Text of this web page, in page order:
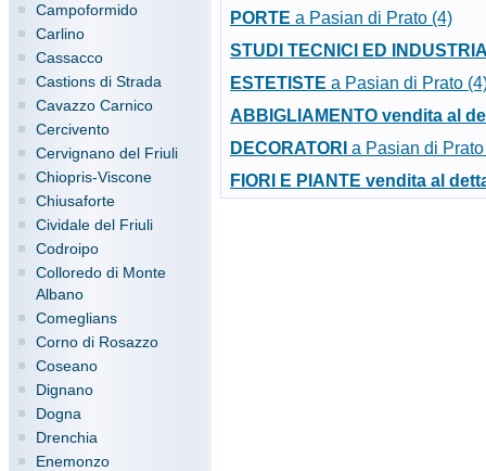
Campoformido
Carlino
Cassacco
Castions di Strada
Cavazzo Carnico
Cercivento
Cervignano del Friuli
Chiopris-Viscone
Chiusaforte
Cividale del Friuli
Codroipo
Colloredo di Monte
Albano
Comeglians
Corno di Rosazzo
Coseano
Dignano
Dogna
Drenchia
Enemonzo
PORTE a Pasian di Prato (4)
STUDI TECNICI ED
ESTETISTE a Pasian di Prato
ABBIGLIAMENTO vendita al
DECORATORI a Pasian di
FIORI E PIANTE vendita al